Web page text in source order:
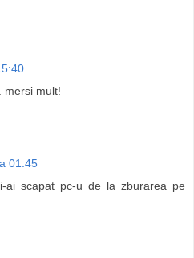
mersi mult!
01:45
ai scapat pc-u de la zburarea pe